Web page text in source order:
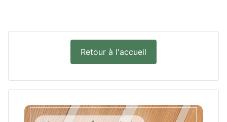
Retour à l'accueil